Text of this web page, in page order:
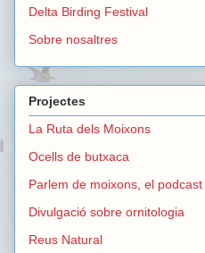
Delta Birding Festival
Sobre nosaltres
Projectes
La Ruta dels Moixons
Ocells de butxaca
Parlem de moixons, el podcast
Divulgació sobre ornitologia
Reus Natural